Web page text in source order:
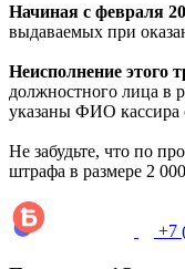
Начиная с февраля
выдаваемых при
Неисполнение этого
должностного лица в
указаны ФИО кассира
Не забудьте, что по
штрафа в размере 2
+7